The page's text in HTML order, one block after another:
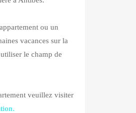
ou un
vacances sur la
le champ de
veuillez visiter